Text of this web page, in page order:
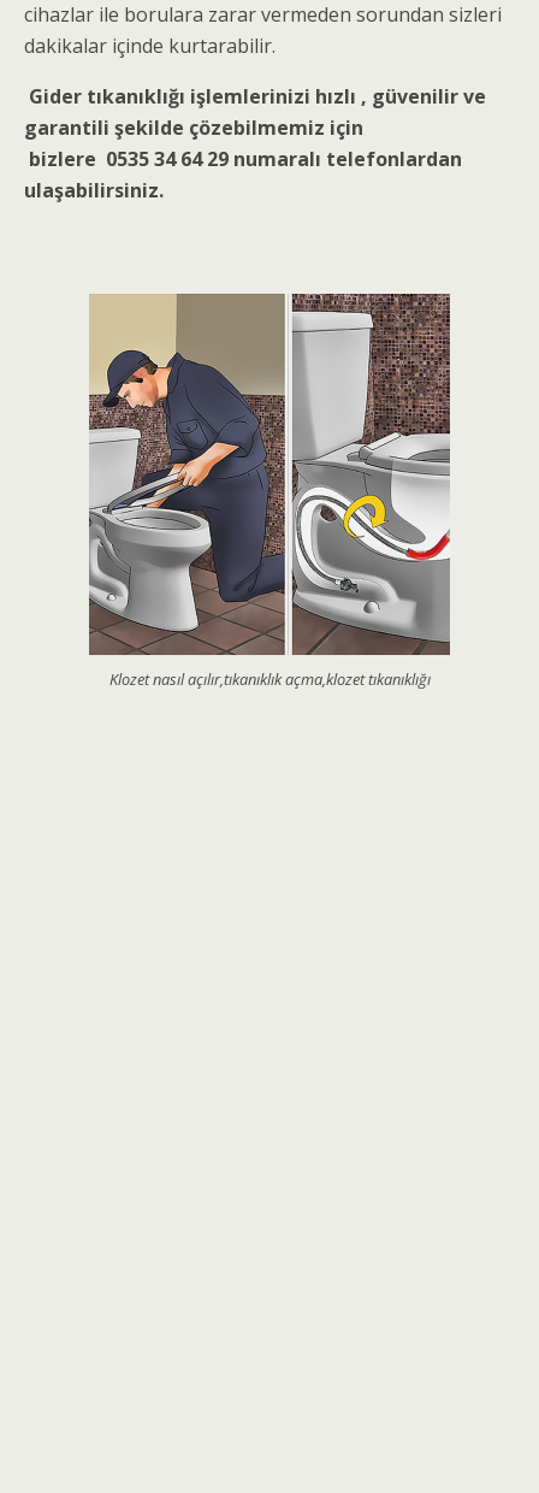
cihazlar ile borulara zarar vermeden sorundan sizleri
dakikalar içinde kurtarabilir.
Gider tıkanıklığı işlemlerinizi hızlı , güvenilir ve
garantili şekilde çözebilmemiz için
bizlere 0535 34 64 29 numaralı telefonlardan
ulaşabilirsiniz.
Klozet nasıl açılır,tıkanıklık açma,klozet tıkanıklığı